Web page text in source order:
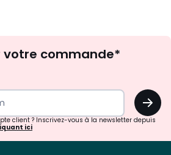
à
newsletter
votre commande*
OK
client ? Inscrivez-vous à la newsletter depuis
ici